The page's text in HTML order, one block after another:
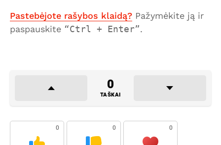
Pastebėjote rašybos klaidą? Pažymėkite ją ir
paspauskite
Ctrl + Enter .
0
TAŠKAI
0 0 0